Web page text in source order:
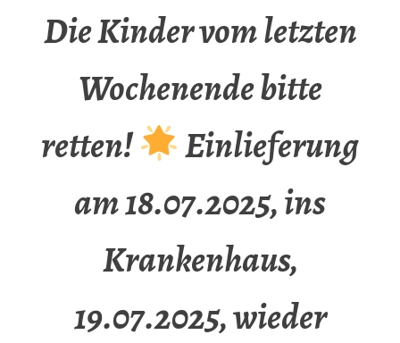
Die Kinder vom letzten
Wochenende bitte
retten!
Einlieferung
am 18.07.2025, ins
Krankenhaus,
19.07.2025, wieder